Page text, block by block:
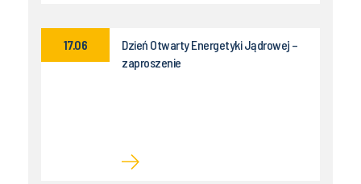
Dzień Otwarty Energetyki Jądrowej –
zaproszenie
17.06